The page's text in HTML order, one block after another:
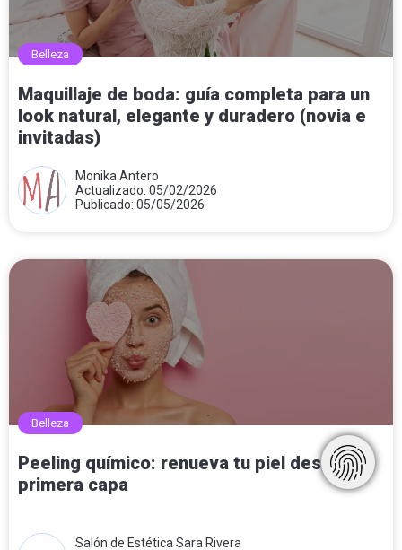
Belleza
Maquillaje de boda: guía completa para un
look natural, elegante y duradero (novia e
invitadas)
Monika Antero
Actualizado: 05/02/2026
Publicado: 05/05/2026
Belleza
Peeling químico: renueva tu piel desde la
primera capa
Salón de Estética Sara Rivera